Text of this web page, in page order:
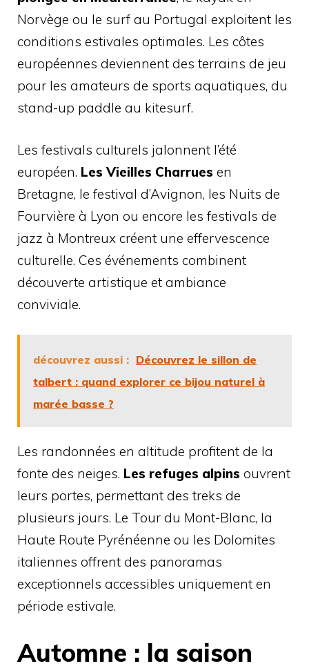
Norvège ou le surf au Portugal exploitent les
conditions estivales optimales. Les côtes
européennes deviennent des terrains de jeu
pour les amateurs de sports aquatiques, du
stand-up paddle au kitesurf.
Les festivals culturels jalonnent l’été
européen. Les Vieilles Charrues en
Bretagne, le festival d’Avignon, les Nuits de
Fourvière à Lyon ou encore les festivals de
jazz à Montreux créent une effervescence
culturelle. Ces événements combinent
découverte artistique et ambiance
conviviale.
découvrez aussi : Découvrez le sillon de
talbert : quand explorer ce bijou naturel à
marée basse ?
Les randonnées en altitude profitent de la
fonte des neiges. Les refuges alpins ouvrent
leurs portes, permettant des treks de
plusieurs jours. Le Tour du Mont-Blanc, la
Haute Route Pyrénéenne ou les Dolomites
italiennes offrent des panoramas
exceptionnels accessibles uniquement en
période estivale.
Automne : la saison